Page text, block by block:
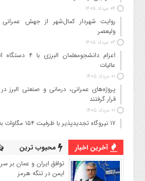
۰۴ مرداد ۱۴۰۵
روایت شهردار کمال‌شهر از جهش عمرانی
ولیعصر
۰۳ مرداد ۱۴۰۵
اعزام
عالیات
۰۱ مرداد ۱۴۰۵
پروژه‌های عمرانی، درمانی و صنعتی البرز در
قرار گرفتند
۰۱ مرداد ۱۴۰۵
۱۷ نیروگاه تجدیدپذیر با ظرفیت ۱۵۴ مگاوات به شبکه پیوست
آخرین اخبار محبوب ترین
توافق ایران و عمان بر
ایمن در تنگه هرمز